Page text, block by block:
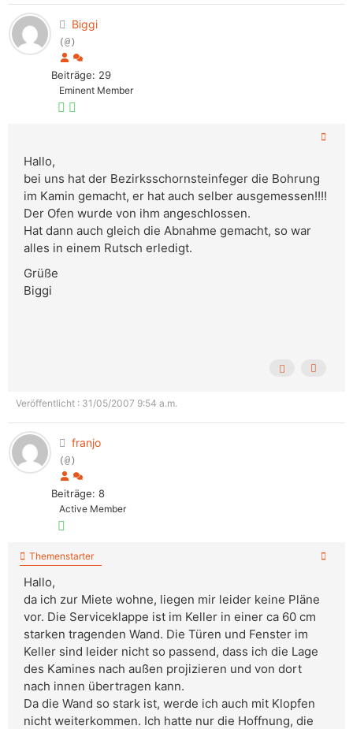
Biggi
(@)
Beiträge: 29
Eminent Member
Hallo,
bei uns hat der Bezirksschornsteinfeger die Bohrung
im Kamin gemacht, er hat auch selber ausgemessen!!!!
Der Ofen wurde von ihm angeschlossen.
Hat dann auch gleich die Abnahme gemacht, so war
alles in einem Rutsch erledigt.
Grüße
Biggi
Veröffentlicht : 31/05/2007 9:54 a.m.
franjo
(@)
Beiträge: 8
Active Member
Themenstarter
Hallo,
da ich zur Miete wohne, liegen mir leider keine Pläne
vor. Die Serviceklappe ist im Keller in einer ca 60 cm
starken tragenden Wand. Die Türen und Fenster im
Keller sind leider nicht so passend, dass ich die Lage
des Kamines nach außen projizieren und von dort
nach innen übertragen kann.
Da die Wand so stark ist, werde ich auch mit Klopfen
nicht weiterkommen. Ich hatte nur die Hoffnung, die